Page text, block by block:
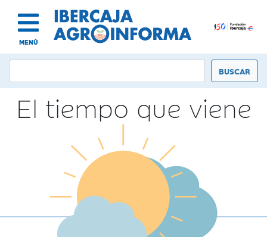
MENÚ
El tiempo que viene